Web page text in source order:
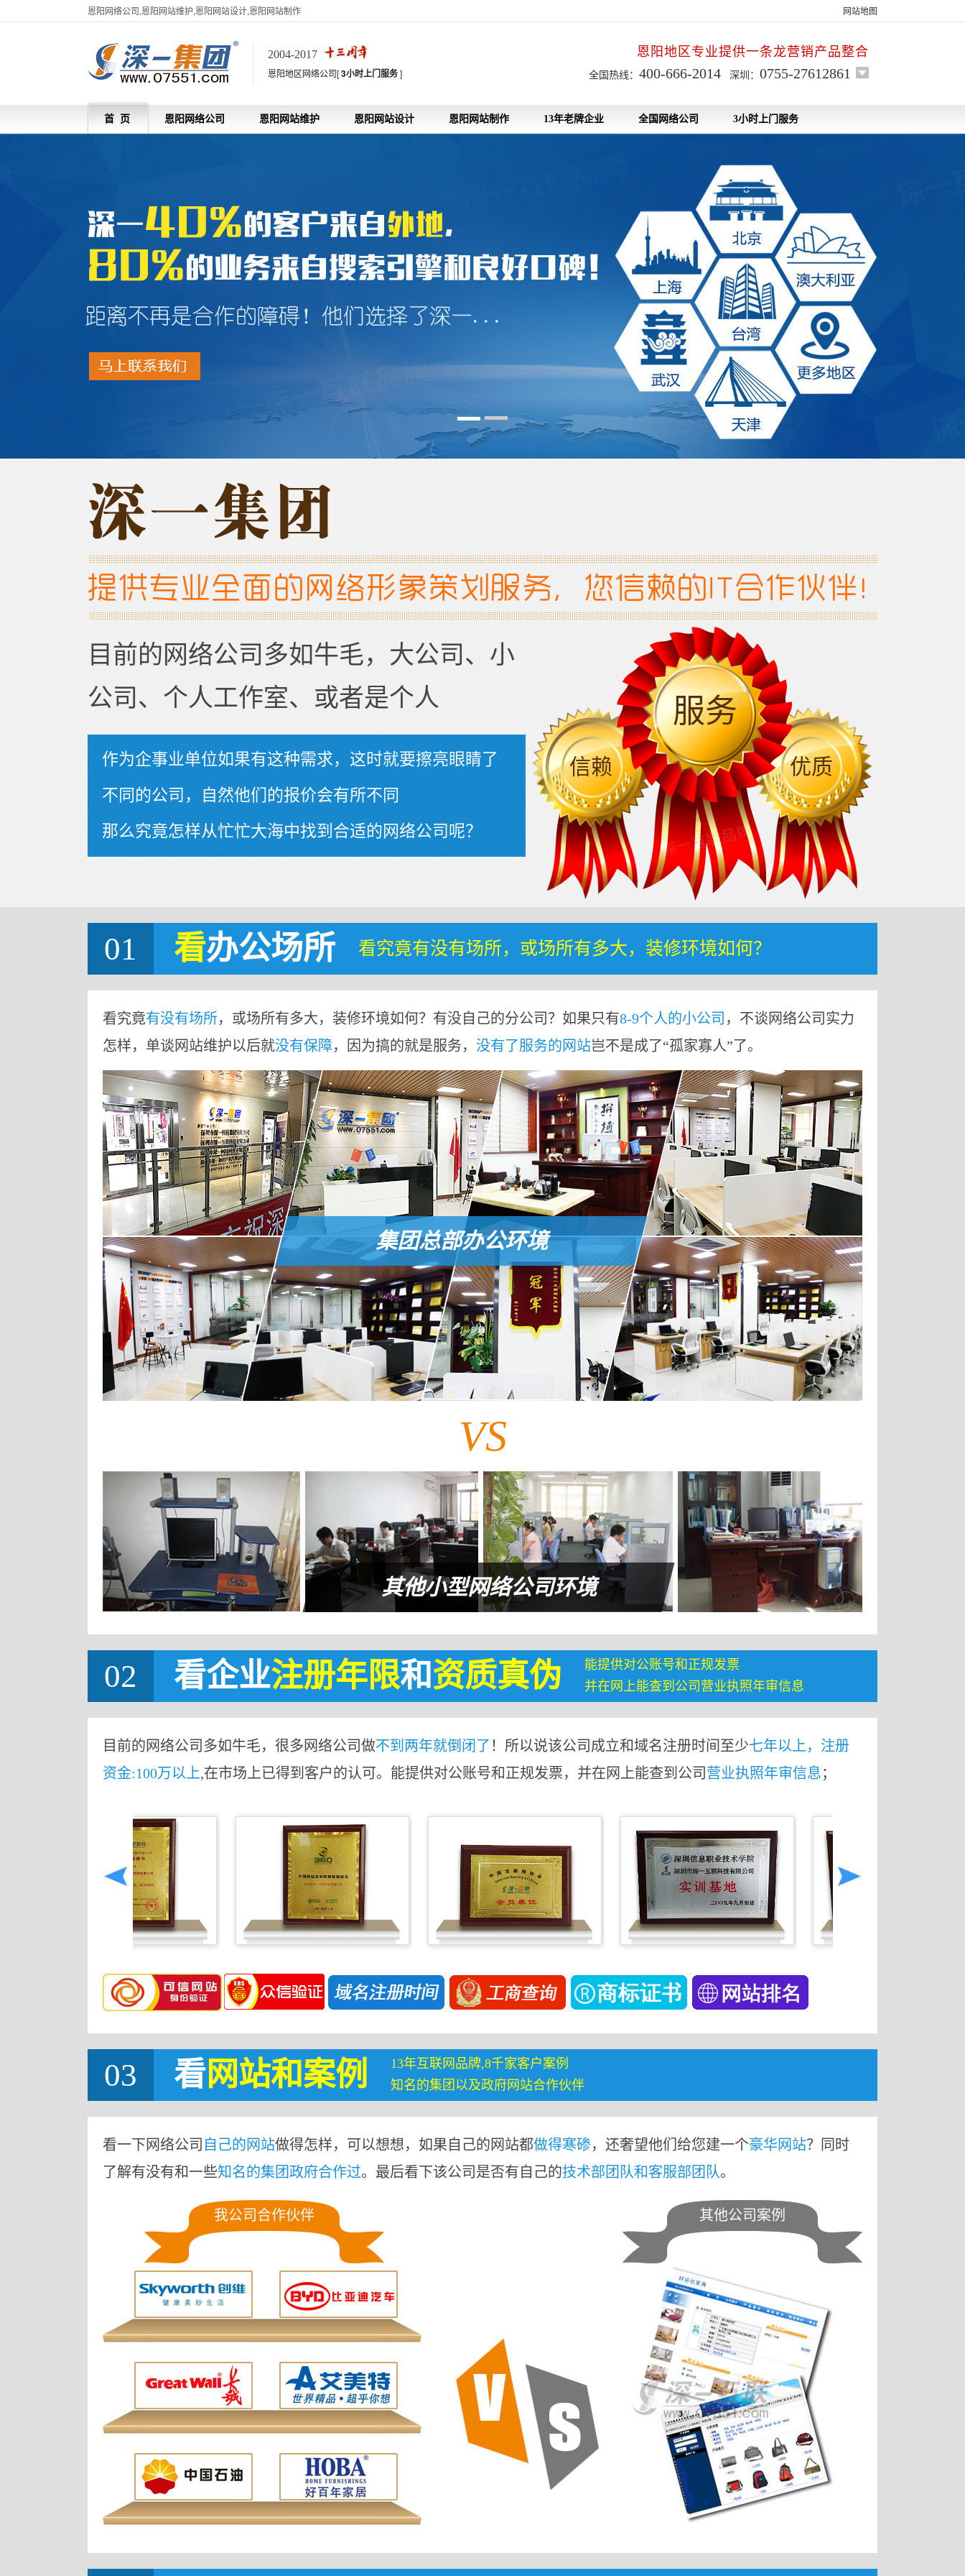
恩阳网络公司,恩阳网站维护,恩阳网站设计,恩阳网站制作 网站地图
2004-2017
恩阳地区网络公司[3小时上门服务]
恩阳地区专业提供一条龙营销产品整合
全国热线： 400-666-2014 深圳： 0755-27612861
首 页 恩阳网络公司 恩阳网站维护 恩阳网站设计 恩阳网站制作 13年老牌企业 全国网络公司 3小时上门服务
目前的网络公司多如牛毛，大公司、小
公司、个人工作室、或者是个人
作为企事业单位如果有这种需求，这时就要擦亮眼睛了
不同的公司，自然他们的报价会有所不同
那么究竟怎样从忙忙大海中找到合适的网络公司呢？
信赖
服务
优质
01 看办公场所 看究竟有没有场所，或场所有多大，装修环境如何？
看究竟有没有场所，或场所有多大，装修环境如何？有没自己的分公司？如果只有8-9个人的小公司 ，不谈网络公司实力
怎样，单谈网站维护以后就没有保障，因为搞的就是服务， 没有了服务的网站岂不是成了“孤家寡人”了。
集团总部办公环境
VS
其他小型网络公司环境
02 看企业注册年限和资质真伪
能提供对公账号和正规发票
并在网上能查到公司营业执照年审信息
目前的网络公司多如牛毛，很多网络公司做不到两年就倒闭了 ！所以说该公司成立和域名注册时间至少七年以上，注册
资金:100万以上,在市场上已得到客户的认可。能提供对公账号和正规发票，并在网上能查到公司 营业执照年审信息；
03 看网站和案例
13年互联网品牌,8千家客户案例
知名的集团以及政府网站合作伙伴
看一下网络公司 自己的网站做得怎样，可以想想，如果自己的网站都做得寒碜，还奢望他们给您建一个豪华网站？同时
了解有没有和一些知名的集团政府合作过。最后看下该公司是否有自己的技术部团队和客服部团队。
我公司合作伙伴 其他公司案例